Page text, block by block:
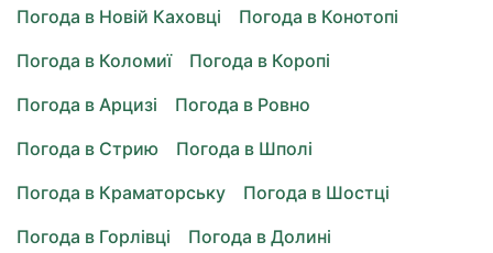
Погода в Новій Каховці
Погода в Конотопі
Погода в Коломиї
Погода в Коропі
Погода в Арцизі
Погода в Ровно
Погода в Стрию
Погода в Шполі
Погода в Краматорську
Погода в Шостці
Погода в Горлівці
Погода в Долині